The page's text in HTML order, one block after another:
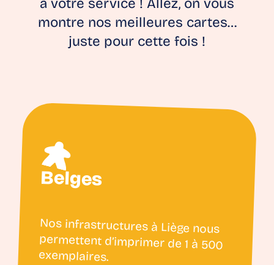
à votre service ! Allez, on vous
montre nos meilleures cartes…
juste pour cette fois !
Belges
Nos infrastructures à Liège nous
permettent d’imprimer de 1 à 500
exemplaires.